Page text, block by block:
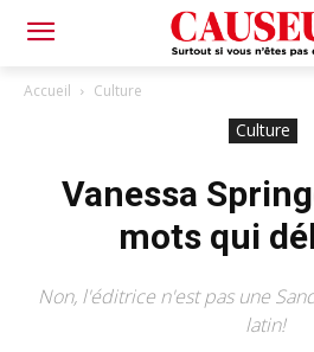
Accueil Culture
Culture
Vanessa
mots qui
Non, l'éditrice n'est pas une
latin!